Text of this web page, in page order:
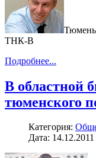
ТНК-В
Подробнее...
В областной
тюменского
Категория:
Дата: 14.12.2011